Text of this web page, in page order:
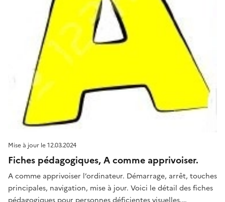
Mise à jour le12.03.2024
Fiches pédagogiques, A comme apprivoiser.
A comme apprivoiser l’ordinateur. Démarrage, arrêt, touches
principales, navigation, mise à jour. Voici le détail des fiches